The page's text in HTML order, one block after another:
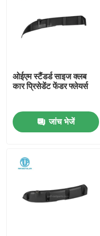
ओईएम स्टैंडर्ड साइज क्लब
कार प्रिसेडेंट फेंडर फ्लेयर्स
जांच भेजें